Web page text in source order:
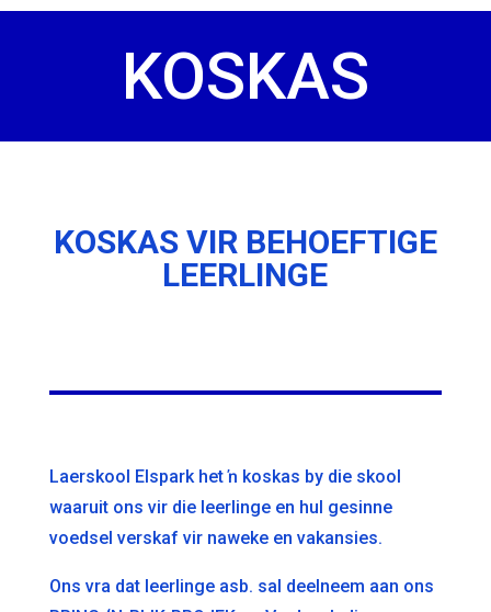
KOSKAS
KOSKAS VIR BEHOEFTIGE
LEERLINGE
Laerskool Elspark het ŉ koskas by die skool
waaruit ons vir die leerlinge en hul gesinne
voedsel verskaf vir naweke en vakansies.
Ons vra dat leerlinge asb. sal deelneem aan ons